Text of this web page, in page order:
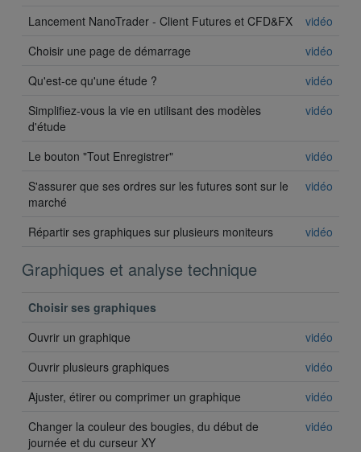
Lancement NanoTrader - Client Futures et CFD&FX
vidéo
Choisir une page de démarrage
vidéo
Qu'est-ce qu'une étude ?
vidéo
Simplifiez-vous la vie en utilisant des modèles
d'étude
vidéo
Le bouton "Tout Enregistrer"
vidéo
S'assurer que ses ordres sur les futures sont sur le
marché
vidéo
Répartir ses graphiques sur plusieurs moniteurs vidéo
Graphiques et analyse technique
Choisir ses graphiques
Ouvrir un graphique
vidéo
Ouvrir plusieurs graphiques
vidéo
Ajuster, étirer ou comprimer un graphique
vidéo
Changer la couleur des bougies, du début de
journée et du curseur XY
vidéo